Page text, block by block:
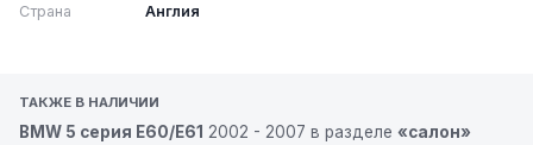
Страна Англия
ТАКЖЕ В НАЛИЧИИ
BMW 5 серия E60/E61 2002 - 2007 в разделе «салон»